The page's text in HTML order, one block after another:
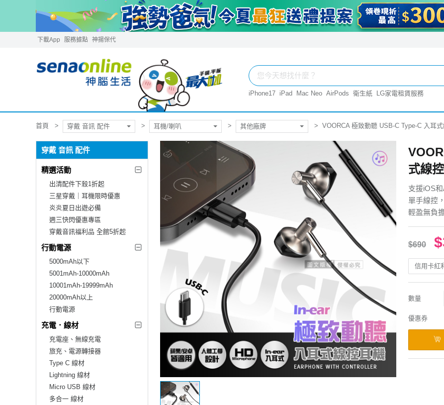
下載App 服務據點 神揚保代
iPhone17 iPad Mac Neo AirPods 衛生紙 LG家電租賃服務
首頁 穿戴 音訊 配件 耳機/喇叭 其他廠牌 VOORCA 極致動聽 USB-C Type-C 入耳
穿戴 音訊 配件
精選活動
出清配件下殺1折起
三星穿戴｜耳機限時優惠
炎炎夏日出遊必備
週三快閃優惠專區
穿戴音訊福利品 全館5折起
行動電源
5000mAh以下
5001mAh-10000mAh
10001mAh-19999mAh
20000mAh以上
行動電源
充電．線材
充電座、無線充電
旅充、電源轉接器
Type C 線材
Lightning 線材
Micro USB 線材
多合一 線材
式線
支援iOS
單手線控
輕盈無負
$690
信用卡紅
數量
優惠券